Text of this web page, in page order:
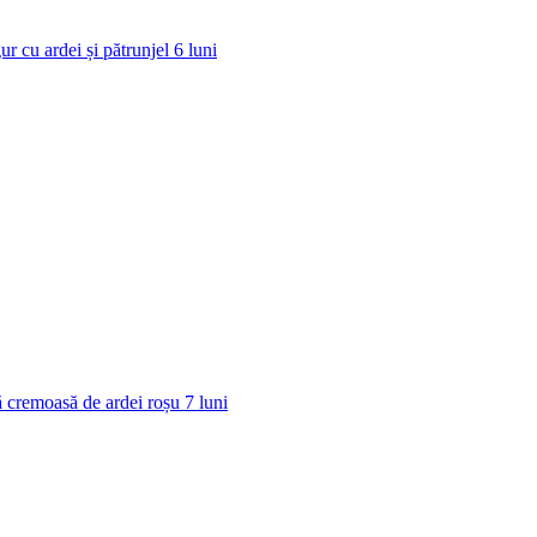
cu ardei și pătrunjel 6 luni
cremoasă de ardei roșu 7 luni